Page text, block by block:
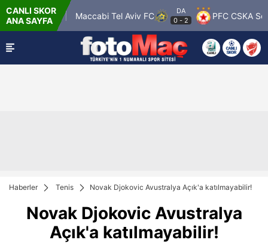
CANLI SKOR
ANA SAYFA
FC Vaduz Maccabi Tel Aviv FC
0
-2 PFC CSKA Sofia
Haberler Tenis Novak Djokovic Avustralya Açık'a katılmayabilir!
Novak Djokovic Avustralya
Açık'a katılmayabilir!